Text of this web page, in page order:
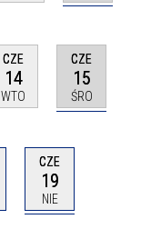
CZE
14
WTO
CZE
15
ŚRO
CZE
19
NIE